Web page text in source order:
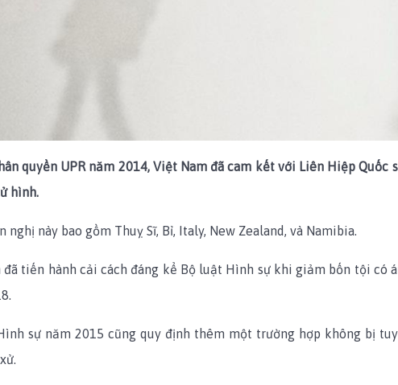
quyền UPR năm 2014, Việt Nam đã cam kết với Liên Hiệp
hình.
nghị này bao gồm Thuỵ Sĩ, Bỉ, Italy, New Zealand, và Namibia.
đã tiến hành cải cách đáng kể Bộ luật Hình sự khi giảm bốn tội
sự năm 2015 cũng quy định thêm một trường hợp không bị